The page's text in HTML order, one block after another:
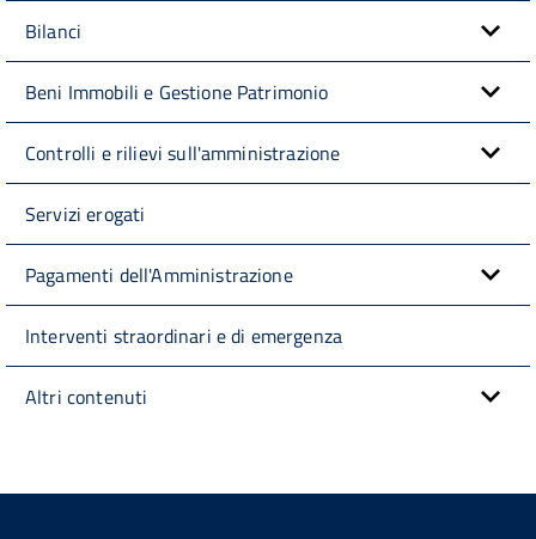
Bilanci
Beni Immobili e Gestione Patrimonio
Controlli e rilievi sull'amministrazione
Servizi erogati
Pagamenti dell'Amministrazione
Interventi straordinari e di emergenza
Altri contenuti